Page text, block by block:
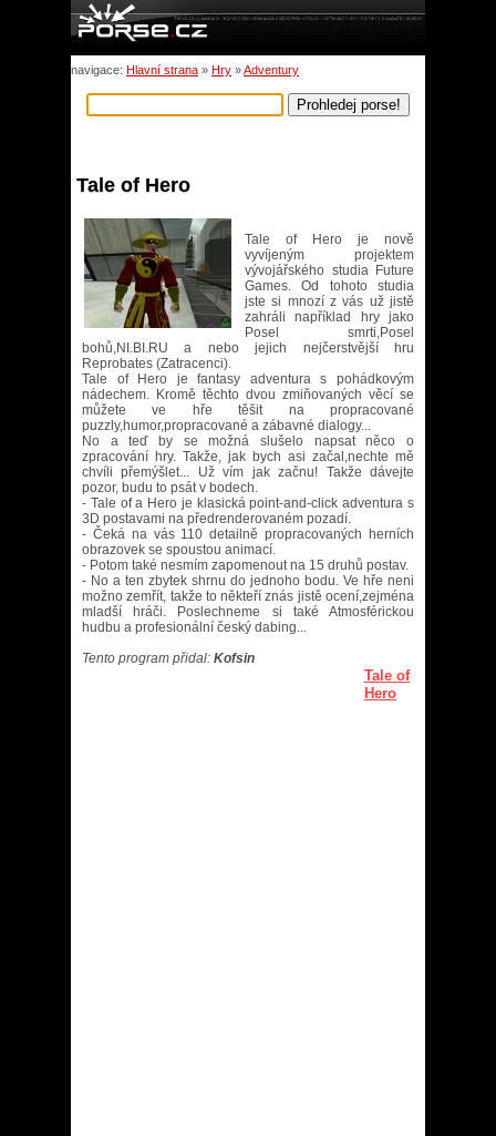
navigace: Hlavní strana » Hry »Adventury
Tale of Hero
Tale of Hero je nově
vyvíjeným projektem
vývojářského studia Future
Games. Od tohoto studia
jste si mnozí z vás už jistě
zahráli například hry jako
Posel smrti,Posel
bohů,NI.BI.RU a nebo jejich nejčerstvější hru
Reprobates (Zatracenci).
Tale of Hero je fantasy adventura s pohádkovým
nádechem. Kromě těchto dvou zmiňovaných věcí se
můžete ve hře těšit na propracované
puzzly,humor,propracované a zábavné dialogy...
No a teď by se možná slušelo napsat něco o
zpracování hry. Takže, jak bych asi začal,nechte mě
chvíli přemýšlet... Už vím jak začnu! Takže dávejte
pozor, budu to psát v bodech.
- Tale of a Hero je klasická point-and-click adventura s
3D postavami na předrenderovaném pozadí.
- Čeká na vás 110 detailně propracovaných herních
obrazovek se spoustou animací.
- Potom také nesmím zapomenout na 15 druhů postav.
- No a ten zbytek shrnu do jednoho bodu. Ve hře neni
možno zemřít, takže to někteří znás jistě ocení,zejména
mladší hráči. Poslechneme si také Atmosférickou
hudbu a profesionální český dabing...
Tento program přidal: Kofsin
Tale of
Hero